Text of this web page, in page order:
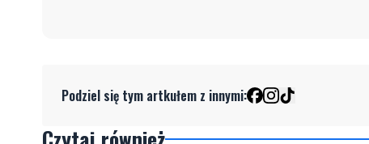
Podziel się tym artkułem z innymi: